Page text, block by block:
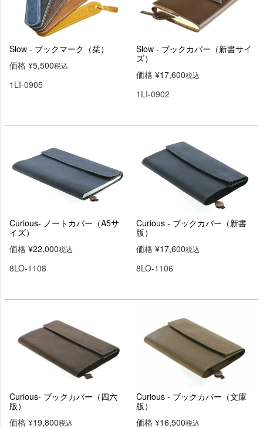
Slow - ブックマーク（栞）
価格 ¥5,500税込
1LI-0905
Slow - ブックカバー（新書サイ
ズ）
価格 ¥17,600税込
1LI-0902
Curious- ノートカバー（A5サ
イズ）
価格 ¥22,000税込
8LO-1108
Curious - ブックカバー（新書
版）
価格 ¥17,600税込
8LO-1106
Curious- ブックカバー（四六
版）
価格 ¥19,800税込
Curious - ブックカバー（文庫
版）
価格 ¥16,500税込